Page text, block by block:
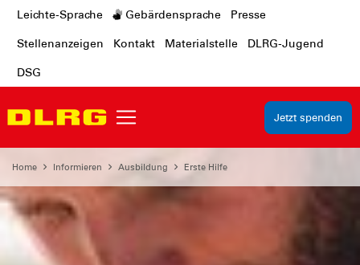
Leichte-Sprache Gebärdensprache Presse
Stellenanzeigen Kontakt Materialstelle DLRG-Jugend
DSG
Jetzt spenden
Home Informieren Ausbildung Erste Hilfe